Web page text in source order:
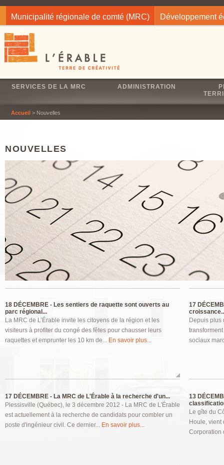
Municipalité régionale de comté (MRC) Développement
SERVICES DE LA MRC ADMINISTRATION
Accueil > Nouvelles
NOUVELLES
18 DÉCEMBRE - Les sentiers de raquette sont ouverts au
parc régional...
La MRC de L’Érable invite les citoyens de la région et les
visiteurs à profiter du congé des fêtes pour chausser leurs
raquettes et emprunter les 10 km de... En savoir plus...
17
Depuis plus
sociaux
17 DÉCEMBRE - La MRC de L'Érable à la recherche d'un...
Plessisville (Québec), le 3 décembre 2012 - La MRC de L'Érable
est actuellement à la recherche de candidats pour combler un
poste d'ingénieur civil. Ce dernier... En savoir plus...
13
Le gîte du
Houle, vient
Corporation
Pages